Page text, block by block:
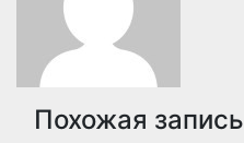
Похожая запись